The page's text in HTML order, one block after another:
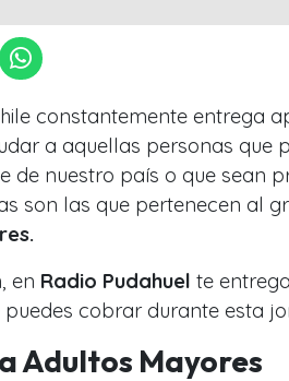
constantemente entrega
a aquellas personas que
de nuestro país o que sean
son las que pertenecen al
en Radio Pudahuel te
puedes cobrar durante esta
Adultos Mayores